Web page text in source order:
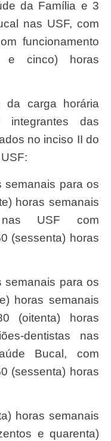
nas USF, com
funcionamento
e cinco) horas
integrantes das
no inciso II do
horas semanais
USF com
(sessenta) horas
horas semanais
(oitenta) horas
dentistas nas
Bucal, com
(sessenta) horas
e quarenta)